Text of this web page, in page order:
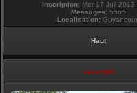
Inscription:Mer 17 Juil 2013
Messages: 5565
Localisation:
Haut
vmax330